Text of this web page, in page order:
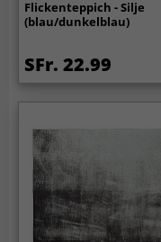
Flickenteppich - Silje
(blau/dunkelblau)
SFr. 22.99